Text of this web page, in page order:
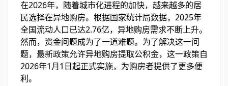
在2026年，随着城市化进程的加快，越来越多的居
民选择在异地购房。根据国家统计局数据，2025年
全国流动人口已达2.76亿，异地购房需求不断上升。
然而，资金问题成为了一道难题。为了解决这一问
题，最新政策允许异地购房提取公积金，这一政策自
2026年1月1日起正式实施，为购房者提供了更多便
利。